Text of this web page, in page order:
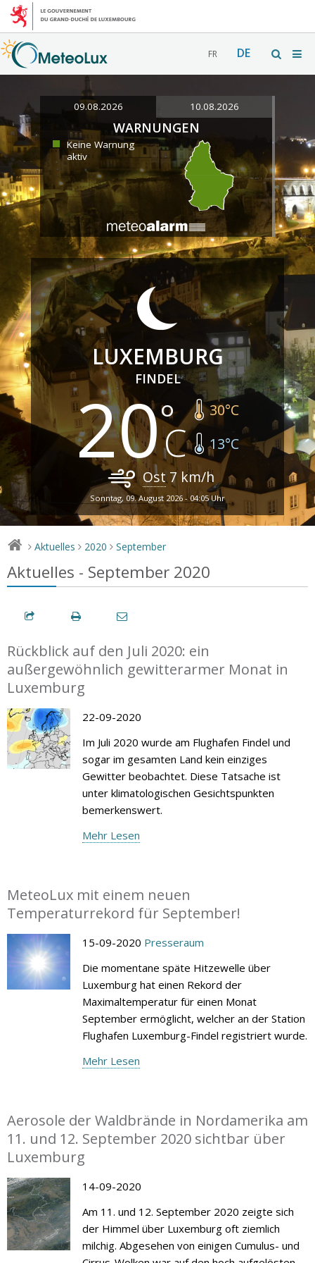
FR DE
09.08.2026 10.08.2026
WARNUNGEN
Keine Warnung
aktiv
LUXEMBURG
FINDEL
20 30°C
13°C
Ost7 km/h
Sonntag, 09. August 2026 - 04:05 Uhr
> Aktuelles > 2020 > September
Aktuelles - September 2020
Rückblick auf den Juli 2020: ein
außergewöhnlich gewitterarmer Monat in
Luxemburg
22-09-2020
Im Juli 2020 wurde am Flughafen Findel und
sogar im gesamten Land kein einziges
Gewitter beobachtet. Diese Tatsache ist
unter klimatologischen Gesichtspunkten
bemerkenswert.
Mehr Lesen
MeteoLux mit einem neuen
Temperaturrekord für September!
15-09-2020 Presseraum
Die momentane späte Hitzewelle über
Luxemburg hat einen Rekord der
Maximaltemperatur für einen Monat
September ermöglicht, welcher an der Station
Flughafen Luxemburg-Findel registriert wurde.
Mehr Lesen
Aerosole der Waldbrände in Nordamerika am
11. und 12. September 2020 sichtbar über
Luxemburg
14-09-2020
Am 11. und 12. September 2020 zeigte sich
der Himmel über Luxemburg oft ziemlich
milchig. Abgesehen von einigen Cumulus- und